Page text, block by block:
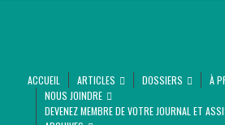
ACCUEIL ARTICLES DOSSIERS
À
NOUS JOINDRE
DEVENEZ MEMBRE DE VOTRE JOURNAL ET